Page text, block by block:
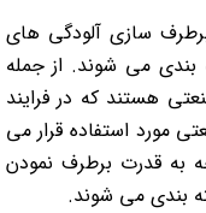
سازی آلودگی های
می شوند. از جمله
هستند که در فرایند
مورد استفاده قرار می
به قدرت برطرف نمودن
بندی می شوند.